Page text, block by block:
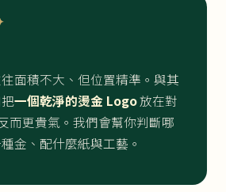
面積不大、但位置精準。與其
一個乾淨的燙金 Logo放在對
而更貴氣。我們會幫你判斷哪
金、配什麼紙與工藝。